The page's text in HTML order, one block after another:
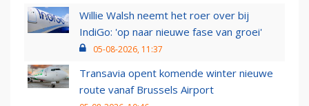
Willie Walsh neemt het roer over bij
IndiGo: 'op naar nieuwe fase van groei'
05-08-2026, 11:37
Transavia opent komende winter nieuwe
route vanaf Brussels Airport